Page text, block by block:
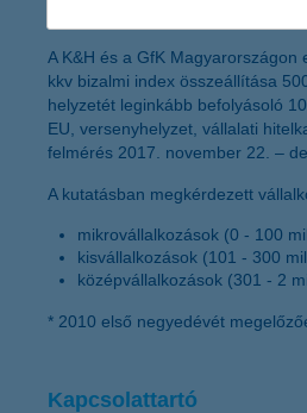
A K&H és a GfK
kkv bizalmi index összeállítása
helyzetét leginkább befolyásoló
EU, versenyhelyzet, vállalati
felmérés 2017. november 22. –
A kutatásban megkérdezett
mikrovállalkozások (0 - 100
kisvállalkozások (101 - 300
középvállalkozások (301 - 2
* 2010 első negyedévét
Kapcsolattartó